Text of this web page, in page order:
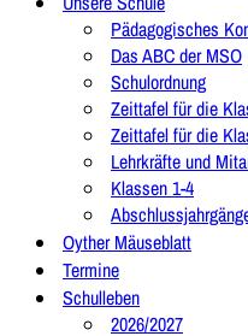
Pädagogisches
Das ABC der MSO
Schulordnung
Zeittafel für die
Zeittafel für die
Lehrkräfte und
Klassen 1-4
Oyther Mäuseblatt
Termine
Schulleben
2026/2027